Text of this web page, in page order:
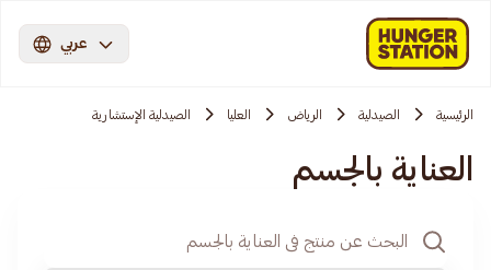
عربي
الرئيسية الصيدلية الرياض العليا الصيدلية الإستشارية
العناية بالجسم